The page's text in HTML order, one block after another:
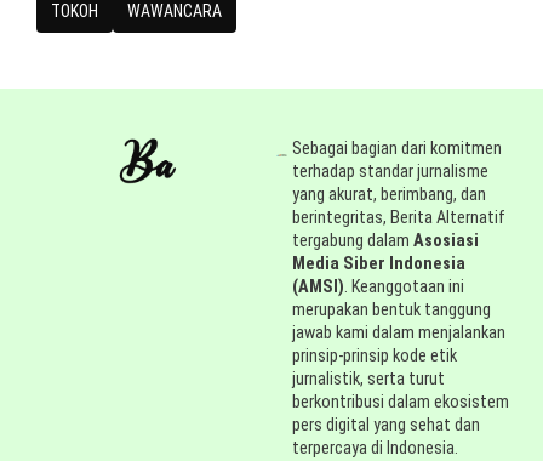
TOKOH WAWANCARA
Sebagai bagian dari komitmen
terhadap standar jurnalisme
yang akurat, berimbang, dan
berintegritas, Berita Alternatif
tergabung dalamAsosiasi
Media Siber Indonesia
(AMSI). Keanggotaan ini
merupakan bentuk tanggung
jawab kami dalam menjalankan
prinsip-prinsip kode etik
jurnalistik, serta turut
berkontribusi dalam ekosistem
pers digital yang sehat dan
terpercaya di Indonesia.